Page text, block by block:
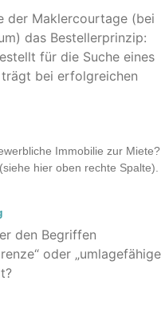
der Maklercourtage (bei
das Bestellerprinzip:
für die Suche eines
bei erfolgreichen
Immobilie zur Miete?
hier oben rechte Spalte).
den Begriffen
oder „umlagefähige